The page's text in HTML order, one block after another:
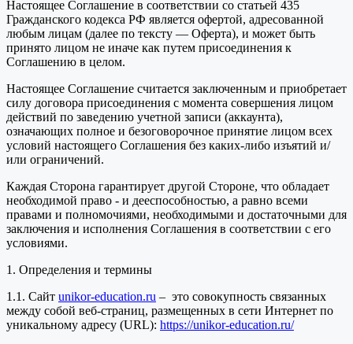
Настоящее Соглашение в соответствии со статьей 435
Гражданского кодекса РФ является офертой, адресованной
любым лицам (далее по тексту — Оферта), и может быть
принято лицом не иначе как путем присоединения к
Соглашению в целом.
Настоящее Соглашение считается заключенным и приобретает
силу договора присоединения с момента совершения лицом
действий по заведению учетной записи (аккаунта),
означающих полное и безоговорочное принятие лицом всех
условий настоящего Соглашения без каких-либо изъятий и/
или ограничений.
Каждая Сторона гарантирует другой Стороне, что обладает
необходимой право - и дееспособностью, а равно всеми
правами и полномочиями, необходимыми и достаточными для
заключения и исполнения Соглашения в соответствии с его
условиями.
1. Определения и термины
1.1. Сайт unikor-education.ru – это совокупность связанных
между собой веб-страниц, размещенных в сети Интернет по
уникальному адресу (URL): https://unikor-education.ru/